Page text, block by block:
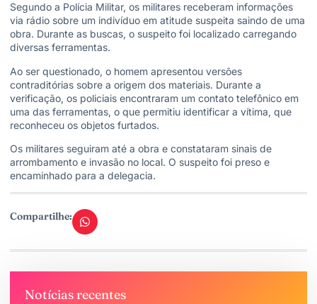
Segundo a Polícia Militar, os militares receberam informações
via rádio sobre um indivíduo em atitude suspeita saindo de uma
obra. Durante as buscas, o suspeito foi localizado carregando
diversas ferramentas.
Ao ser questionado, o homem apresentou versões
contraditórias sobre a origem dos materiais. Durante a
verificação, os policiais encontraram um contato telefônico em
uma das ferramentas, o que permitiu identificar a vítima, que
reconheceu os objetos furtados.
Os militares seguiram até a obra e constataram sinais de
arrombamento e invasão no local. O suspeito foi preso e
encaminhado para a delegacia.
Compartilhe:
Notícias recentes